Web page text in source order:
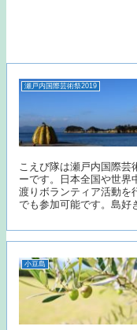
瀬戸内国際芸術祭2019
こえび隊は瀬戸内国際芸
ーです。日本全国や世界
渡りボランティア活動を
でも参加可能です。島
小豆島